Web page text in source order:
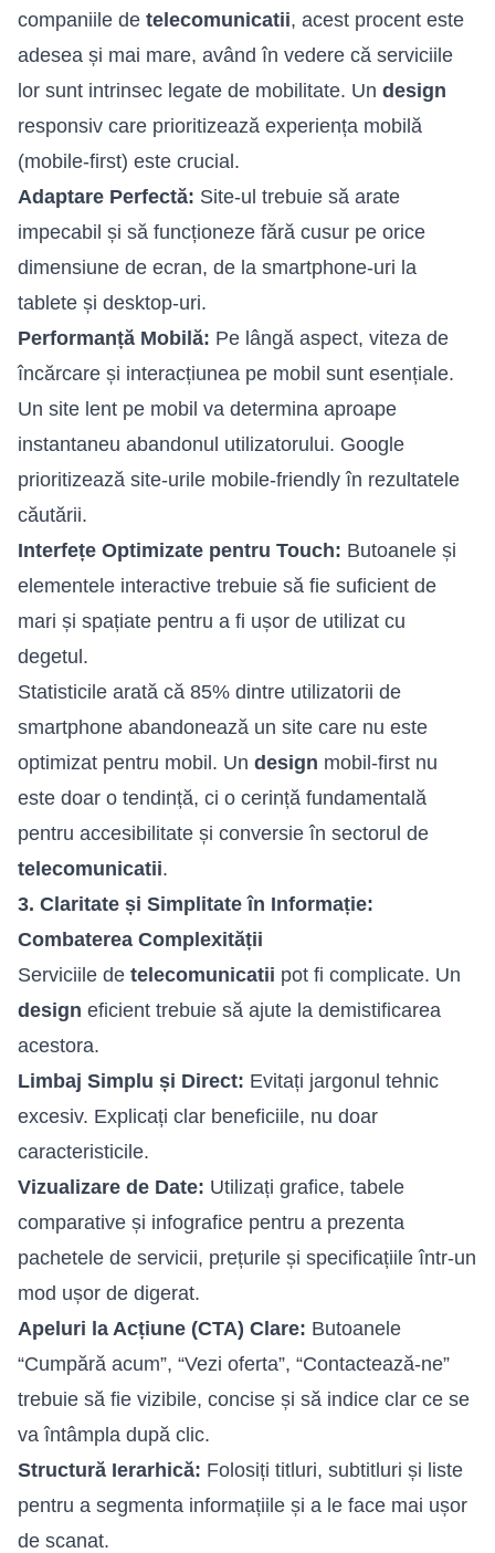
companiile de telecomunicatii, acest procent este
adesea și mai mare, având în vedere că serviciile
lor sunt intrinsec legate de mobilitate. Un design
responsiv care prioritizează experiența mobilă
(mobile-first) este crucial.
Adaptare Perfectă: Site-ul trebuie să arate
impecabil și să funcționeze fără cusur pe orice
dimensiune de ecran, de la smartphone-uri la
tablete și desktop-uri.
Performanță Mobilă: Pe lângă aspect, viteza de
încărcare și interacțiunea pe mobil sunt esențiale.
Un site lent pe mobil va determina aproape
instantaneu abandonul utilizatorului. Google
prioritizează site-urile mobile-friendly în rezultatele
căutării.
Interfețe Optimizate pentru Touch: Butoanele și
elementele interactive trebuie să fie suficient de
mari și spațiate pentru a fi ușor de utilizat cu
degetul.
Statisticile arată că 85% dintre utilizatorii de
smartphone abandonează un site care nu este
optimizat pentru mobil. Un design mobil-first nu
este doar o tendință, ci o cerință fundamentală
pentru accesibilitate și conversie în sectorul de
telecomunicatii.
3. Claritate și Simplitate în Informație:
Combaterea Complexității
Serviciile de telecomunicatii pot fi complicate. Un
design eficient trebuie să ajute la demistificarea
acestora.
Limbaj Simplu și Direct: Evitați jargonul tehnic
excesiv. Explicați clar beneficiile, nu doar
caracteristicile.
Vizualizare de Date: Utilizați grafice, tabele
comparative și infografice pentru a prezenta
pachetele de servicii, prețurile și specificațiile într-un
mod ușor de digerat.
Apeluri la Acțiune (CTA) Clare: Butoanele
“Cumpără acum”, “Vezi oferta”, “Contactează-ne”
trebuie să fie vizibile, concise și să indice clar ce se
va întâmpla după clic.
Structură Ierarhică: Folosiți titluri, subtitluri și liste
pentru a segmenta informațiile și a le face mai ușor
de scanat.